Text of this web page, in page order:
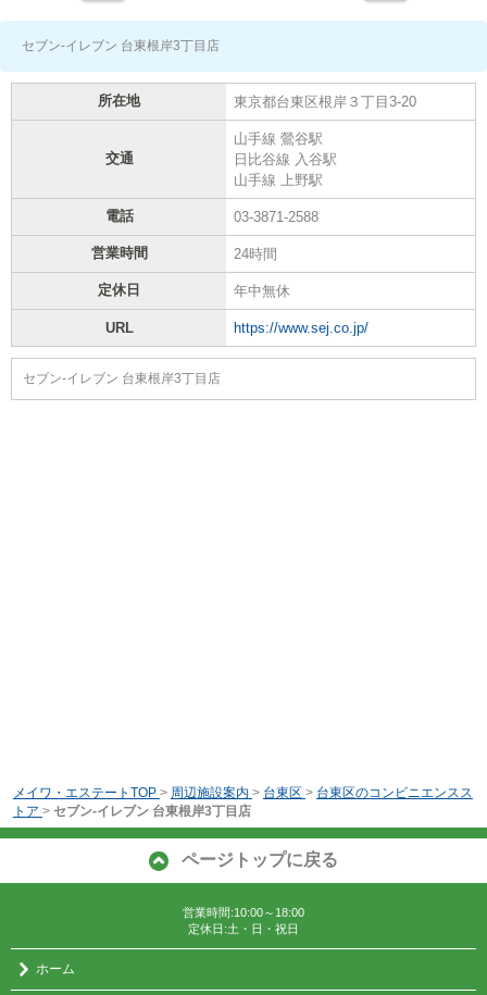
セブン-イレブン 台東根岸3丁目店
所在地 東京都台東区根岸３丁目3-20
交通
山手線 鶯谷駅
日比谷線 入谷駅
山手線 上野駅
電話 03-3871-2588
営業時間 24時間
定休日 年中無休
URL https://www.sej.co.jp/
セブン-イレブン 台東根岸3丁目店
メイワ・エステートTOP > 周辺施設案内 > 台東区 > 台東区のコンビニエンスス
トア > セブン-イレブン 台東根岸3丁目店
ページトップに戻る
営業時間:10:00～18:00
定休日:土・日・祝日
ホーム